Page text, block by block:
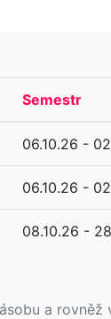
a
Semestr
06.10.26 -
06.10.26 -
08.10.26 -